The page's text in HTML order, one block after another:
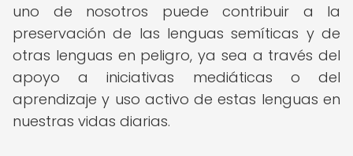
uno de nosotros puede contribuir a la
preservación de las lenguas semíticas y de
otras lenguas en peligro, ya sea a través del
apoyo a iniciativas mediáticas o del
aprendizaje y uso activo de estas lenguas en
nuestras vidas diarias.